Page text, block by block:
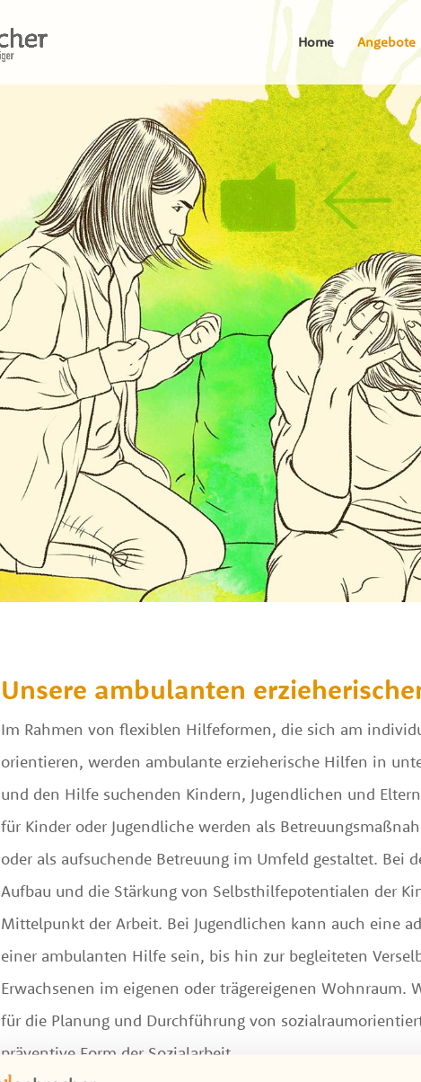
Home Angebote
.
Unsere ambulanten
Im Rahmen von flexiblen Hilfeformen, die sich am
orientieren, werden ambulante erzieherische Hilfen in
und den Hilfe suchenden Kindern, Jugendlichen und
für Kinder oder Jugendliche werden als
oder als aufsuchende Betreuung im Umfeld gestaltet. Bei
Aufbau und die Stärkung von Selbsthilfepotentialen der
Mittelpunkt der Arbeit. Bei Jugendlichen kann auch eine
einer ambulanten Hilfe sein, bis hin zur begleiteten
Erwachsenen im eigenen oder trägereigenen Wohnraum.
für die Planung und Durchführung von
präventive Form der Sozialarbeit.